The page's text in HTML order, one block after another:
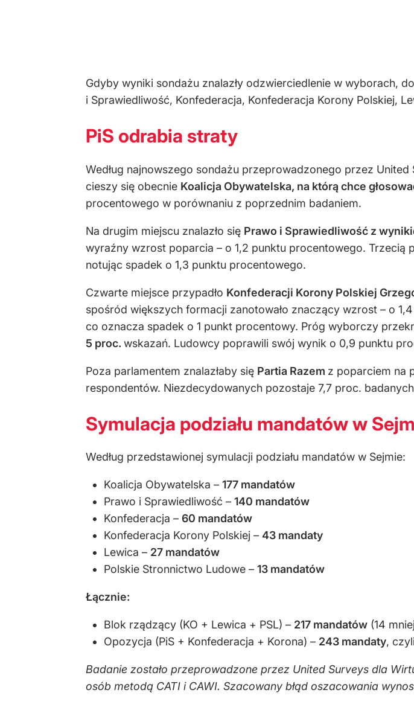
Gdyby wyniki sondażu znalazły odzwierciedlenie w wyborach,
i Sprawiedliwość, Konfederacja, Konfederacja Korony Polskiej,
PiS odrabia straty
Według najnowszego sondażu przeprowadzonego przez
cieszy się obecnie Koalicja Obywatelska, na którą chce
procentowego w porównaniu z poprzednim badaniem.
Na drugim miejscu znalazło się Prawo i Sprawiedliwość z
wyraźny wzrost poparcia – o 1,2 punktu procentowego. Trzecią
notując spadek o 1,3 punktu procentowego.
Czwarte miejsce przypadło Konfederacji Korony Polskiej
spośród większych formacji zanotowało znaczący wzrost – o
co oznacza spadek o 1 punkt procentowy. Próg wyborczy
5 proc. wskazań. Ludowcy poprawili swój wynik o 0,9 punktu
Poza parlamentem znalazłaby się Partia Razem z poparciem na
respondentów. Niezdecydowanych pozostaje 7,7 proc.
Symulacja podziału mandatów w
Według przedstawionej symulacji podziału mandatów w Sejmie:
Koalicja Obywatelska – 177 mandatów
Prawo i Sprawiedliwość – 140 mandatów
Konfederacja – 60 mandatów
Konfederacja Korony Polskiej – 43 mandaty
Lewica – 27 mandatów
Polskie Stronnictwo Ludowe – 13 mandatów
Łącznie:
Blok rządzący (KO + Lewica + PSL) – 217 mandatów (14
Opozycja (PiS + Konfederacja + Korona) – 243 mandaty,
Badanie zostało przeprowadzone przez United Surveys dla
osób metodą CATI i CAWI. Szacowany błąd oszacowania